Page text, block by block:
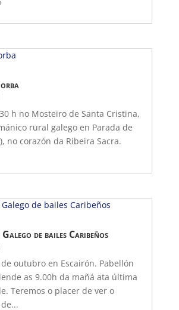
h no Mosteiro de Santa Cristina,
rural galego en Parada de
no corazón da Ribeira Sacra.
de bailes Caribeños
outubro en Escairón. Pabellón
as 9.00h da mañá ata última
Teremos o placer de ver o